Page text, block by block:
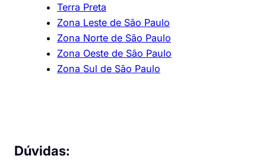
Terra Preta
Zona Leste de São Paulo
Zona Norte de São Paulo
Zona Oeste de São Paulo
Zona Sul de São Paulo
Dúvidas: